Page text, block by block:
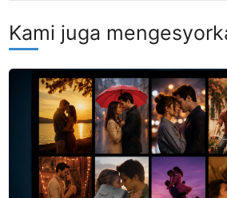
Kami juga